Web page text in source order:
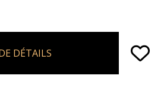
DÉTAILS